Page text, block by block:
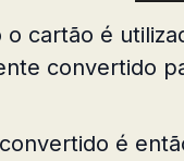
o cartão é
convertido
é